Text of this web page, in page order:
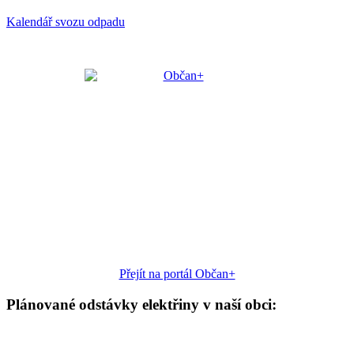
Kalendář svozu odpadu
Přejít na portál Občan+
Plánované odstávky elektřiny v naší obci: